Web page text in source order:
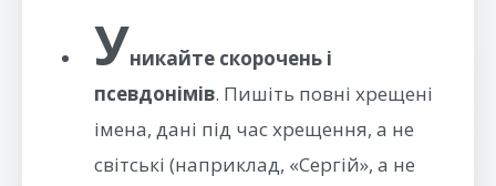
Уникайте скорочень і
псевдонімів. Пишіть повні хрещені
імена, дані під час хрещення, а не
світські (наприклад, «Сергій», а не